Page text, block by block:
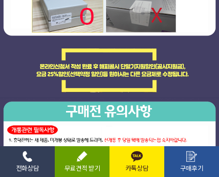
전화상담 무료견적 받기 카톡상담 구매후기